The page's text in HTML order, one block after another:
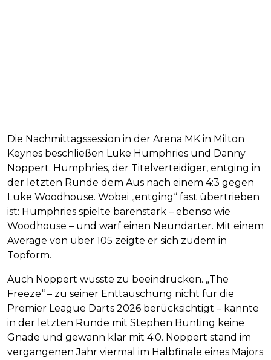
Die Nachmittagssession in der Arena MK in Milton
Keynes beschließen Luke Humphries und Danny
Noppert. Humphries, der Titelverteidiger, entging in
der letzten Runde dem Aus nach einem 4:3 gegen
Luke Woodhouse. Wobei „entging“ fast übertrieben
ist: Humphries spielte bärenstark – ebenso wie
Woodhouse – und warf einen Neundarter. Mit einem
Average von über 105 zeigte er sich zudem in
Topform.
Auch Noppert wusste zu beeindrucken. „The
Freeze“ – zu seiner Enttäuschung nicht für die
Premier League Darts 2026 berücksichtigt – kannte
in der letzten Runde mit Stephen Bunting keine
Gnade und gewann klar mit 4:0. Noppert stand im
vergangenen Jahr viermal im Halbfinale eines Majors